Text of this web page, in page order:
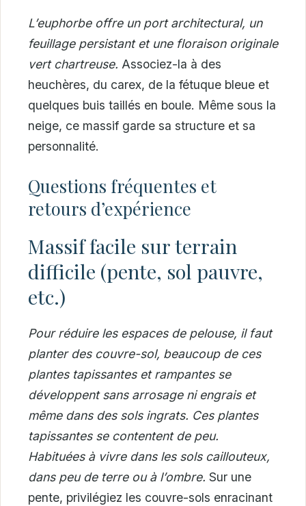
L’euphorbe offre un port architectural, un
feuillage persistant et une floraison originale
vert chartreuse. Associez-la à des
heuchères, du carex, de la fétuque bleue et
quelques buis taillés en boule. Même sous la
neige, ce massif garde sa structure et sa
personnalité.
Questions fréquentes et
retours d’expérience
Massif facile sur terrain
difficile (pente, sol pauvre,
etc.)
Pour réduire les espaces de pelouse, il faut
planter des couvre-sol, beaucoup de ces
plantes tapissantes et rampantes se
développent sans arrosage ni engrais et
même dans des sols ingrats. Ces plantes
tapissantes se contentent de peu.
Habituées à vivre dans les sols caillouteux,
dans peu de terre ou à l’ombre. Sur une
pente, privilégiez les couvre-sols enracinant